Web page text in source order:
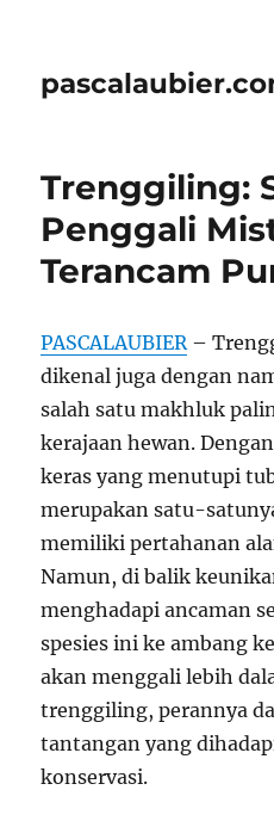
Trenggiling:
Penggali
Terancam
PASCALAUBIER–
dikenal juga dengan
salah satu makhluk
kerajaan hewan.
keras yang menutupi
merupakan satu-
memiliki pertahanan
Namun, di balik
menghadapi ancaman
spesies ini ke ambang
akan menggali lebih
trenggiling, perannya
tantangan yang
konservasi.